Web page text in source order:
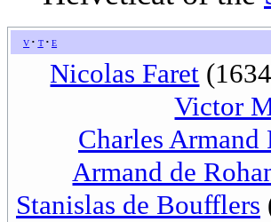
v t e
Nicolas Faret
Victor
Charles
Armand de
Stanislas de Boufflers